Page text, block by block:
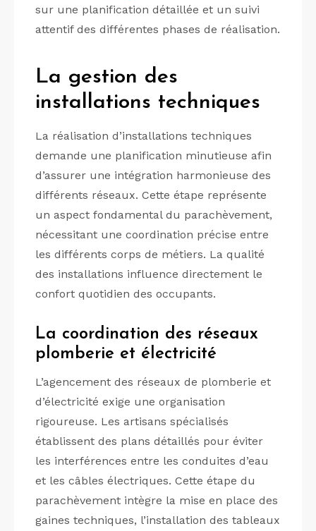
sur une planification détaillée et un suivi
attentif des différentes phases de réalisation.
La gestion des
installations techniques
La réalisation d’installations techniques
demande une planification minutieuse afin
d’assurer une intégration harmonieuse des
différents réseaux. Cette étape représente
un aspect fondamental du parachèvement,
nécessitant une coordination précise entre
les différents corps de métiers. La qualité
des installations influence directement le
confort quotidien des occupants.
La coordination des réseaux
plomberie et électricité
L’agencement des réseaux de plomberie et
d’électricité exige une organisation
rigoureuse. Les artisans spécialisés
établissent des plans détaillés pour éviter
les interférences entre les conduites d’eau
et les câbles électriques. Cette étape du
parachèvement intègre la mise en place des
gaines techniques, l’installation des tableaux